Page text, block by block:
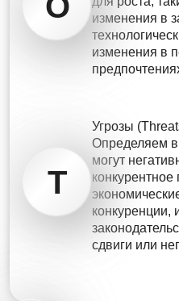
изменения в
изменения в
T
Угрозы
Определяем
могут
конкуренции,
сдвиги или